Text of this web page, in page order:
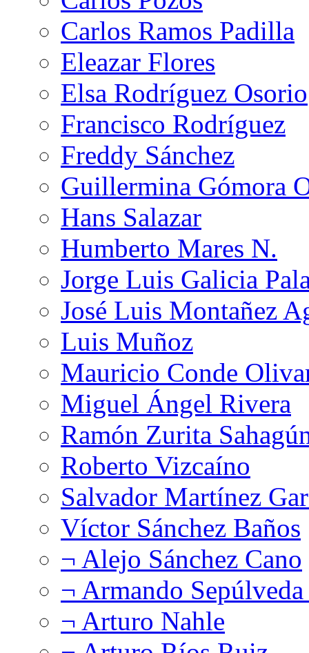
Carlos Ramos Padilla
Eleazar Flores
Elsa Rodríguez Osorio
Francisco Rodríguez
Freddy Sánchez
Guillermina Gómora
Hans Salazar
Humberto Mares N.
Jorge Luis Galicia
José Luis Montañez
Luis Muñoz
Mauricio Conde
Miguel Ángel Rivera
Ramón Zurita
Roberto Vizcaíno
Salvador Martínez
Víctor Sánchez Baños
¬ Alejo Sánchez Cano
¬ Armando
¬ Arturo Nahle